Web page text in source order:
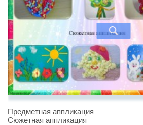
Предметная аппликация
Сюжетная аппликация